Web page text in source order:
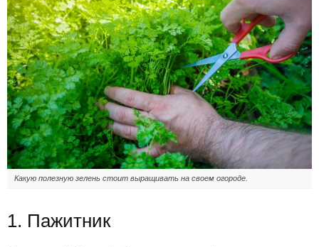
Какую полезную зелень стоит выращивать на своем огороде.
1. Пажитник